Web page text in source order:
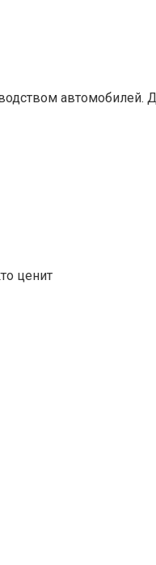
автомобилей.
ценит